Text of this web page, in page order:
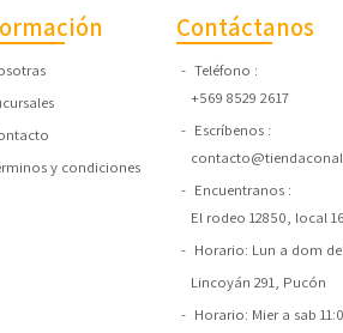
y condiciones
Contáctanos
Teléfono
+569 8529 2617
Escríbenos
Encuentranos
El rodeo 12850, local
Horario: Lun a dom de
Lincoyán 291, Pucón
Horario: Mier a sab